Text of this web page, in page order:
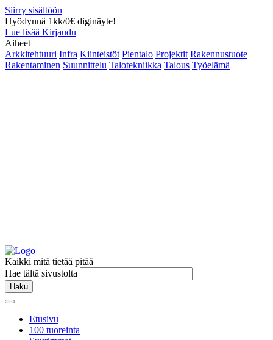
Siirry sisältöön
Hyödynnä 1kk/0€ diginäyte!
Lue lisää Kirjaudu
Aiheet
Arkkitehtuuri Infra Kiinteistöt Pientalo Projektit Rakennustuote
Rakentaminen Suunnittelu Talotekniikka Talous Työelämä
Kaikki mitä tietää pitää
Hae tältä sivustolta
Haku
Etusivu
100 tuoreinta